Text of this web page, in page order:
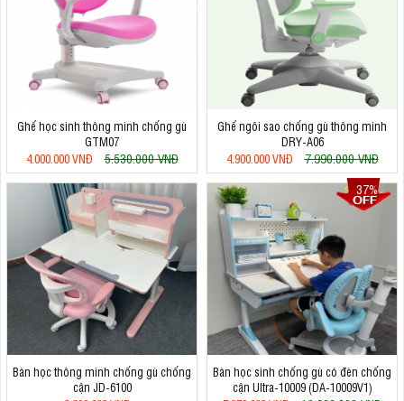
Ghế học sinh thông minh chống gù
GTM07
4.000.000 VNĐ
5.530.000 VNĐ
Ghế ngôi sao chống gù thông minh
DRY-A06
4.900.000 VNĐ
7.990.000 VNĐ
Bàn học thông minh chống gù chống
cận JD-6100
37%
Bàn học sinh chống gù có đèn chống
cận Ultra-10009 (DA-10009V1)